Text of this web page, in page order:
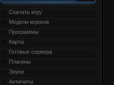
Скачать игру
Модели игроков
Программы
Карты
Готовые сервера
Плагины
Звуки
Античиты